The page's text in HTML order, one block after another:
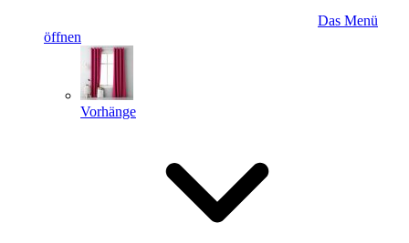
Das Menü
öffnen
Vorhänge